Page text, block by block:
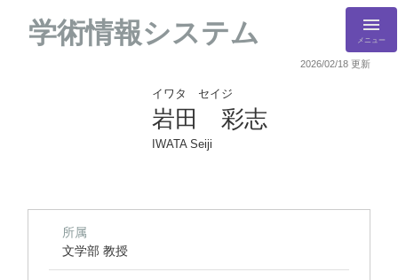
学術情報システム メニュー
2026/02/18 更新
イワタ セイジ
岩田 彩志
IWATA Seiji
所属
文学部 教授